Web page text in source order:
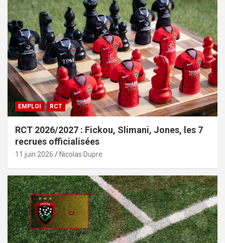
EMPLOI RCT
RCT 2026/2027 : Fickou, Slimani, Jones, les 7
recrues officialisées
11 juin 2026 Nicolas Dupre